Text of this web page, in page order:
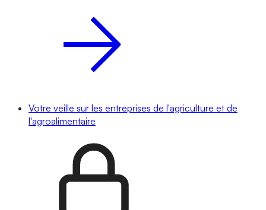
Votre veille sur les entreprises de l'agriculture et de
l'agroalimentaire